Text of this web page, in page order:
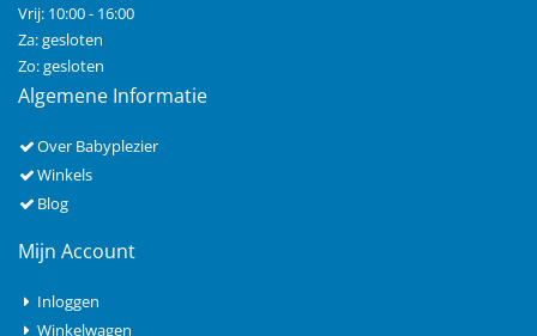
Vrij: 10:00 - 16:00
Za: gesloten
Zo: gesloten
Algemene Informatie
Over Babyplezier
Winkels
Blog
Mijn Account
Inloggen
Winkelwagen